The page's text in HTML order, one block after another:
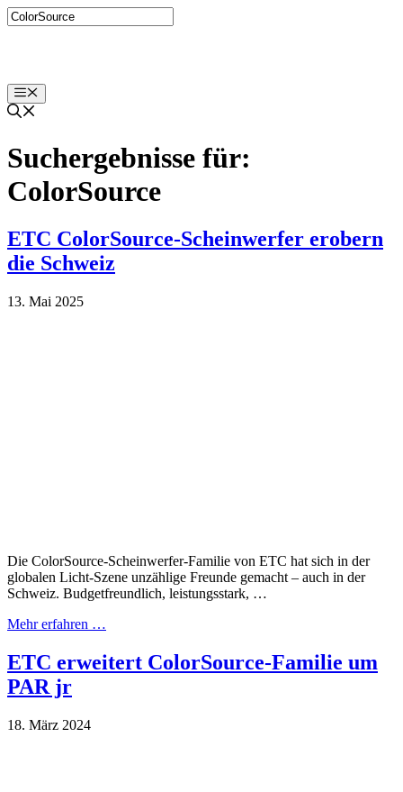
Zum
Inhalt
Menü
Suchergebnisse für:
ColorSource
ETC ColorSource-Scheinwerfer erobern
die Schweiz
13. Mai 2025
Die ColorSource-Scheinwerfer-Familie von ETC hat sich in der
globalen Licht-Szene unzählige Freunde gemacht – auch in der
Schweiz. Budgetfreundlich, leistungsstark, …
Mehr erfahren …
ETC erweitert ColorSource-Familie um
PAR jr
18. März 2024